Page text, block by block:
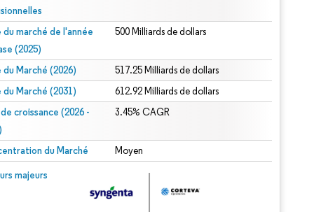
du marché de l'année
(2025)
500 Milliards de dollars
du Marché (2026) 517.25 Milliards de dollars
du Marché (2031) 612.92 Milliards de dollars
croissance (2026 -
3.45% CAGR
du Marché Moyen
majeurs
© Mordor Intelligence. La réutilisation nécessite une attribution sous CC BY 4.0.
sous CC BY 4.0.